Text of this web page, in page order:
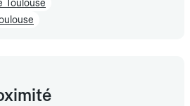
Toulouse